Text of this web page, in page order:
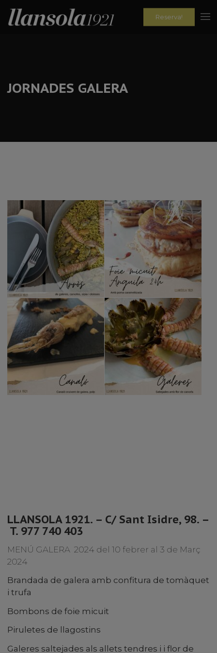
Reserva!
JORNADES GALERA
LLANSOLA 1921. – C/ Sant Isidre, 98. –
T. 977 740 403
MENÚ GALERA 2024 del 10 febrer al 3 de Març
2024
Brandada de galera amb confitura de tomàquet
i trufa
Bombons de foie micuit
Piruletes de llagostins
Galeres saltejades als allets tendres i i flor de